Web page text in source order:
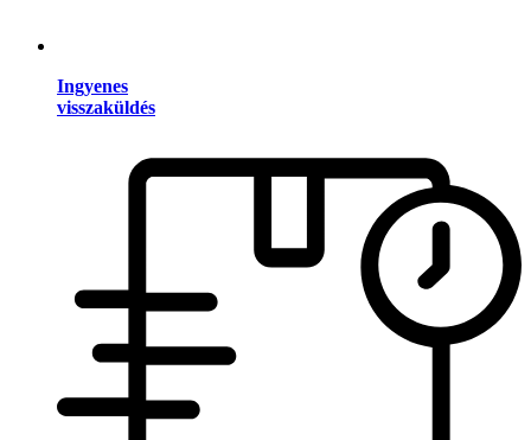
Ingyenes
visszaküldés